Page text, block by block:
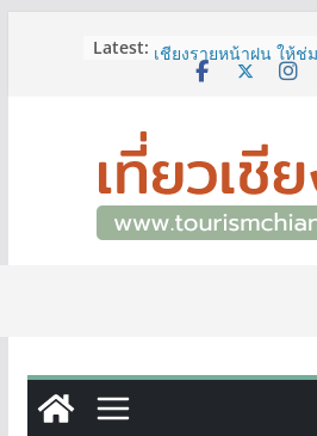
Latest: ททท.สำนักงานเชียงร
เชียงรายหน้าฝน ให้ชุ่
เลขสวย หมวด ขจ เปิ
แล้ววันนี้ เลขเด่น เล
ดีมีให้เลือกหลากหลาย
3 พิกัด ที่เที่ยวชมงาน
ยกระดับตลาดสด
ศิลปะมีชีวิต หนุนเศร